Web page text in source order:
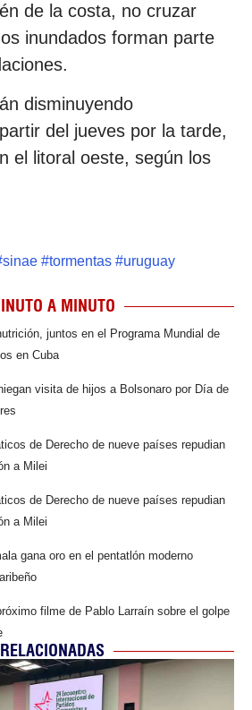
de la costa, no cruzar
inundados forman parte
disminuyendo
del jueves por la tarde,
el litoral oeste, según los
sinae #tormentas #uruguay
A MINUTO
juntos en el Programa Mundial de
en Cuba
visita de hijos a Bolsonaro por Día de
de Derecho de nueve países repudian
a Milei
de Derecho de nueve países repudian
a Milei
gana oro en el pentatlón moderno
filme de Pablo Larraín sobre el golpe
RELACIONADAS